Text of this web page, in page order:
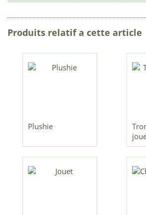
Produits relatif a cette article
Plushie